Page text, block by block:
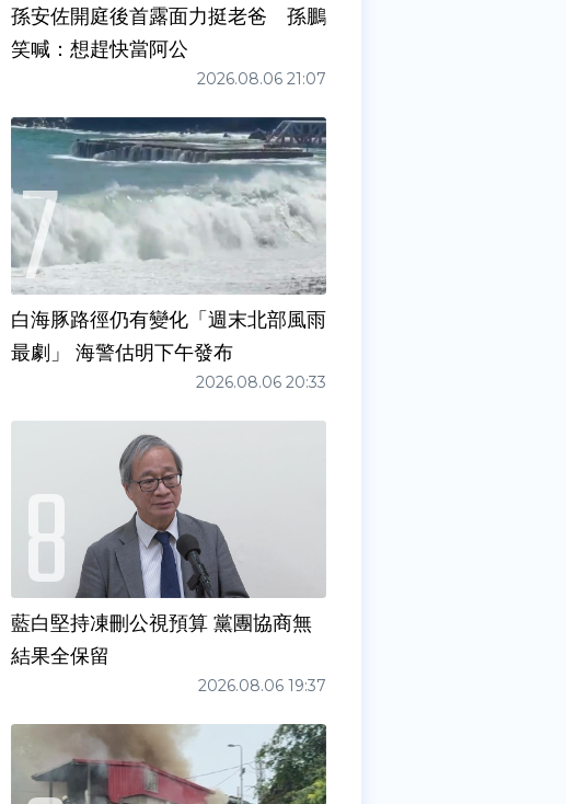
孫安佐開庭後首露面力挺老爸 孫鵬
笑喊：想趕快當阿公
2026.08.06 21:07
白海豚路徑仍有變化「週末北部風雨
最劇」 海警估明下午發布
2026.08.06 20:33
藍白堅持凍刪公視預算 黨團協商無
結果全保留
2026.08.06 19:37